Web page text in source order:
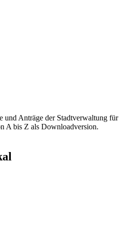
und Anträge der Stadtverwaltung für
A bis Z als Downloadversion.